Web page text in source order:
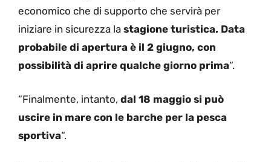
economico che di supporto che servirà per
iniziare in sicurezza la stagione turistica. Data
probabile di apertura è il 2 giugno, con
possibilità di aprire qualche giorno prima“.
“Finalmente, intanto, dal 18 maggio si può
uscire in mare con le barche per la pesca
sportiva“.